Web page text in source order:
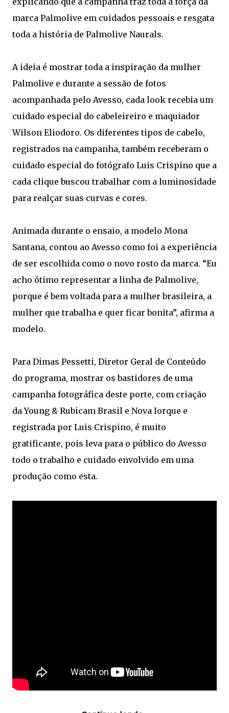
marca Palmolive em cuidados pessoais e resgata
toda a história de Palmolive Naurals.
A ideia é mostrar toda a inspiração da mulher
Palmolive e durante a sessão de fotos
acompanhada pelo Avesso, cada look recebia um
cuidado especial do cabeleireiro e maquiador
Wilson Eliodoro. Os diferentes tipos de cabelo,
registrados na campanha, também receberam o
cuidado especial do fotógrafo Luis Crispino que a
cada clique buscou trabalhar com a luminosidade
para realçar suas curvas e cores.
Animada durante o ensaio, a modelo Mona
Santana, contou ao Avesso como foi a experiência
de ser escolhida como o novo rosto da marca. “Eu
acho ótimo representar a linha de Palmolive,
porque é bem voltada para a mulher brasileira, a
mulher que trabalha e quer ficar bonita”, afirma a
modelo.
Para Dimas Pessetti, Diretor Geral de Conteúdo
do programa, mostrar os bastidores de uma
campanha fotográfica deste porte, com criação
da Young & Rubicam Brasil e Nova Iorque e
registrada por Luis Crispino, é muito
gratificante, pois leva para o público do Avesso
todo o trabalho e cuidado envolvido em uma
produção como esta.